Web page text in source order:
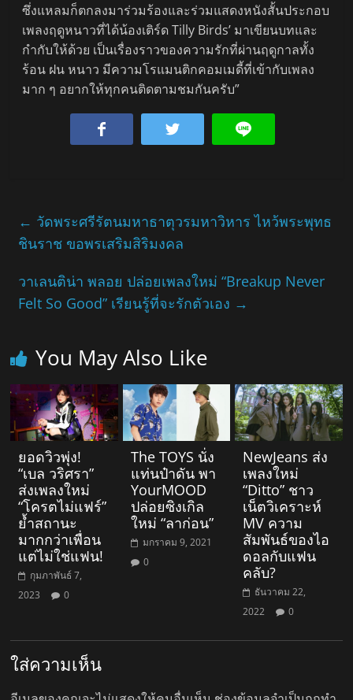
ซึ่งแหลมก็ตกลงมาร่วมร้องและร่วมแสดงหนังสั้นประกอบ
เพลงฤดูหนาวที่ได้น้องเติร์ด Tilly Birds’ มาเขียนบทและ
กำกับให้ด้วย เป็นเรื่องราวของความรักที่ผ่านฤดูกาลทั้ง
ร้อน ฝน หนาว มีความโรแมนติกคอมเมดี้ที่เข้ากับเพลง
มาก ๆ อยากให้ทุกคนติดตามชมกันครับ”
← วัดพระศรีรัตนมหาธาตุวรมหาวิหาร ไหว้พระพุทธ
ชินราช ขอพรเสริมสิริมงคล
วาเลนติน่า พลอย ปล่อยเพลงใหม่ “Breakup Never
Felt So Good” เรียนรู้ที่จะรักตัวเอง →
You May Also Like
ยอดวิวพุ่ง!
“เบล วริศรา”
ส่งเพลงใหม่
“โครตไม่แฟร์”
ย้ำสถานะ
มากกว่าเพื่อน
แต่ไม่ใช่แฟน!
กุมภาพันธ์ 7,
2023
0
The TOYS นั่ง
แท่นป๋าดัน พา
YourMOOD
ปล่อยซิงเกิล
ใหม่ “ลาก่อน”
มกราคม 9, 2021
0
NewJeans ส่ง
เพลงใหม่
“Ditto” ชาว
เน็ตวิเคราะห์
MV ความ
สัมพันธ์ของไอ
ดอลกับแฟน
คลับ?
ธันวาคม 22,
2022
0
ใส่ความเห็น